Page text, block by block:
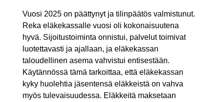
Vuosi 2025 on päättynyt ja tilinpäätös valmistunut.
Reka eläkekassalle vuosi oli kokonaisuutena
hyvä. Sijoitustoiminta onnistui, palvelut toimivat
luotettavasti ja ajallaan, ja eläkekassan
taloudellinen asema vahvistui entisestään.
Käytännössä tämä tarkoittaa, että eläkekassan
kyky huolehtia jäsentensä eläkkeistä on vahva
myös tulevaisuudessa. Eläkkeitä maksetaan